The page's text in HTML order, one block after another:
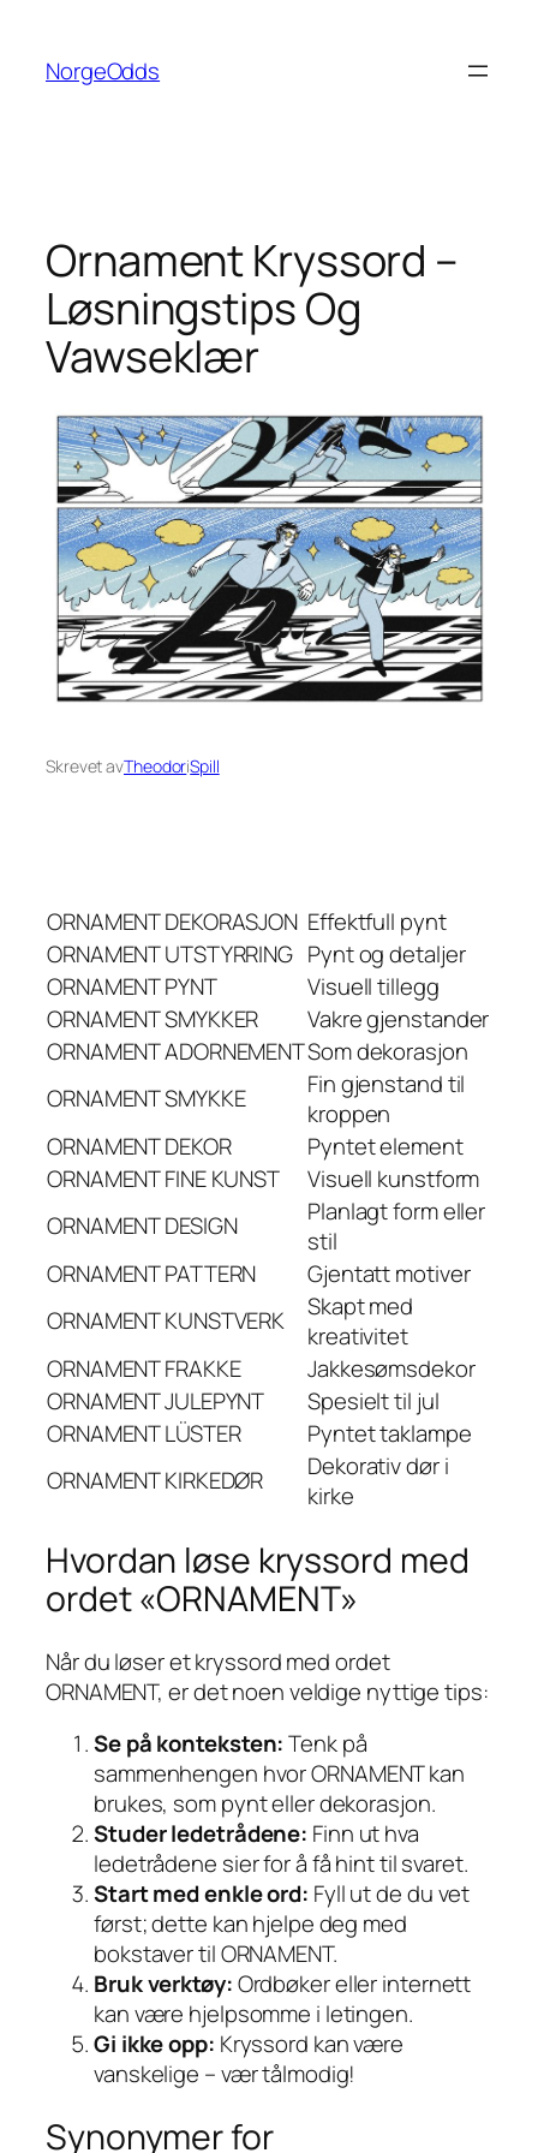
innhold
NorgeOdds
Ornament Kryssord –
Løsningstips Og
Vawseklær
Skrevet avTheodoriSpill
ORNAMENTDEKORASJON Effektfull pynt
ORNAMENTUTSTYRRING Pynt og detaljer
ORNAMENTPYNT
Visuell tillegg
ORNAMENTSMYKKER
Vakre gjenstander
ORNAMENTADORNEMENTSom dekorasjon
ORNAMENTSMYKKE
Fin gjenstand til
kroppen
ORNAMENTDEKOR
Pyntet element
ORNAMENTFINE KUNST
Visuell kunstform
ORNAMENTDESIGN
Planlagt form eller
stil
ORNAMENTPATTERN
Gjentatt motiver
ORNAMENTKUNSTVERK
Skapt med
kreativitet
ORNAMENTFRAKKE
Jakkesømsdekor
ORNAMENTJULEPYNT
Spesielt til jul
ORNAMENTLÜSTER
Pyntet taklampe
ORNAMENTKIRKEDØR
Dekorativ dør i
kirke
Hvordan løse kryssord med
ordet «ORNAMENT»
Når du løser et kryssord med ordet
ORNAMENT, er det noen veldige nyttige tips:
Se på konteksten:Tenk på
sammenhengen hvor ORNAMENT kan
brukes, som pynt eller dekorasjon.
Studer ledetrådene: Finn ut hva
ledetrådene sier for å få hint til svaret.
Start med enkle ord: Fyll ut de du vet
først; dette kan hjelpe deg med
bokstaver til ORNAMENT.
Bruk verktøy:Ordbøker eller internett
kan være hjelpsomme i letingen.
Gi ikke opp: Kryssord kan være
vanskelige – vær tålmodig!
Synonymer for